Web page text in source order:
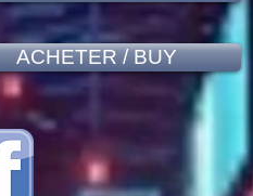
ACHETER / BUY